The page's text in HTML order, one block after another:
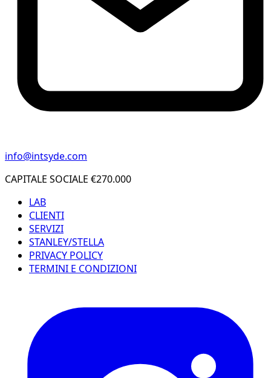
info@intsyde.com
CAPITALE SOCIALE €270.000
LAB
CLIENTI
SERVIZI
STANLEY/STELLA
PRIVACY POLICY
TERMINI E CONDIZIONI